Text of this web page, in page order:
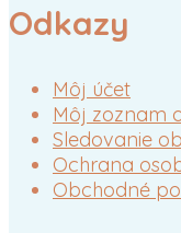
Odkazy
Môj účet
Môj zoznam
Sledovanie
Ochrana
Obchodné